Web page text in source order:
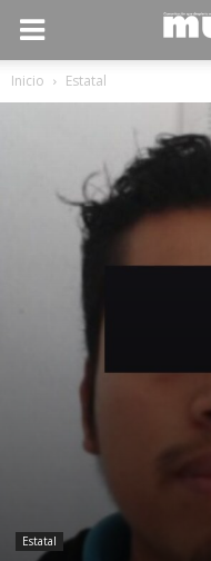
Inicio Estatal
Estatal